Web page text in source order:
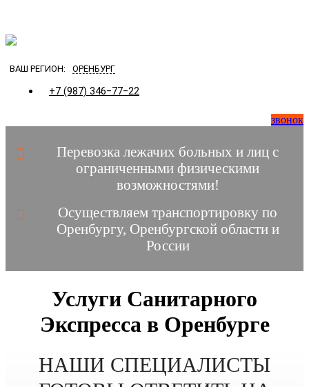
ВАШ РЕГИОН: ОРЕНБУРГ
+7 (987) 346‒77‒22
звонок
Перевозка лежачих больных и лиц с
ограниченными физическими
возможностями!
Осуществляем транспортировку по
Оренбургу, Оренбургской области и
России
Услуги Санитарного
Экспресса в Оренбурге
НАШИ СПЕЦИАЛИСТЫ